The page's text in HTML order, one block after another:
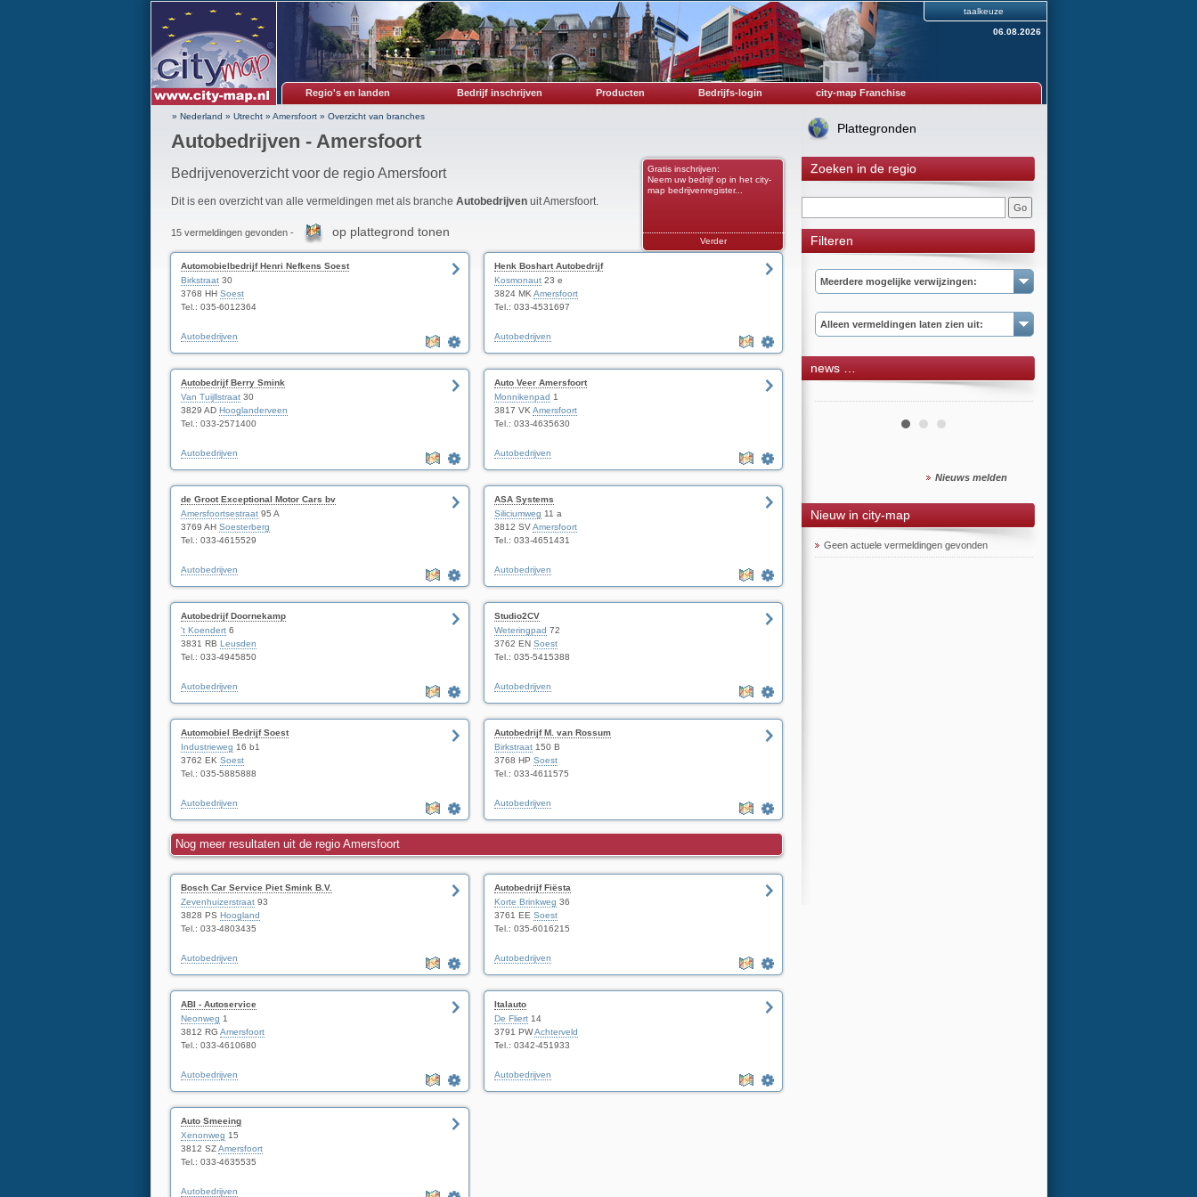
taalkeuze
06.08.2026
Regio's en landen Bedrijf inschrijven Producten Bedrijfs-login city-map Franchise
» Nederland » Utrecht» Amersfoort» Overzicht van branches
Autobedrijven - Amersfoort
Bedrijvenoverzicht voor de regio Amersfoort
Gratis inschrijven:
Neem uw bedrijf op in het city-
map bedrijvenregister...
Verder
Dit is een overzicht van alle vermeldingen met als branche Autobedrijvenuit Amersfoort.
15 vermeldingen gevonden - op plattegrond tonen
Automobielbedrijf Henri Nefkens Soest
Birkstraat30
3768 HH Soest
Tel.: 035-6012364
Autobedrijven
Henk Boshart Autobedrijf
Kosmonaut23 e
3824 MK Amersfoort
Tel.: 033-4531697
Autobedrijven
Autobedrijf Berry Smink
Van Tuijllstraat30
3829 AD Hooglanderveen
Tel.: 033-2571400
Autobedrijven
Auto Veer Amersfoort
Monnikenpad 1
3817 VK Amersfoort
Tel.: 033-4635630
Autobedrijven
de Groot Exceptional Motor Cars bv
Amersfoortsestraat95 A
3769 AH Soesterberg
Tel.: 033-4615529
Autobedrijven
ASA Systems
Siliciumweg 11 a
3812 SVAmersfoort
Tel.: 033-4651431
Autobedrijven
Autobedrijf Doornekamp
't Koendert6
3831 RB Leusden
Tel.: 033-4945850
Autobedrijven
Studio2CV
Weteringpad 72
3762 EN Soest
Tel.: 035-5415388
Autobedrijven
Automobiel Bedrijf Soest
Industrieweg 16 b1
3762 EK Soest
Tel.: 035-5885888
Autobedrijven
Autobedrijf M. van Rossum
Birkstraat150 B
3768 HP Soest
Tel.: 033-4611575
Autobedrijven
Nog meer resultaten uit de regio Amersfoort
Bosch Car Service Piet Smink B.V.
Zevenhuizerstraat93
3828 PS Hoogland
Tel.: 033-4803435
Autobedrijven
Autobedrijf Fiësta
Korte Brinkweg 36
3761 EE Soest
Tel.: 035-6016215
Autobedrijven
ABI - Autoservice
Neonweg 1
3812 RG Amersfoort
Tel.: 033-4610680
Autobedrijven
Italauto
De Fliert14
3791 PWAchterveld
Tel.: 0342-451933
Autobedrijven
Auto Smeeing
Xenonweg 15
3812 SZAmersfoort
Tel.: 033-4635535
Autobedrijven
Plattegronden
Zoeken in de regio
Filteren
Meerdere mogelijke verwijzingen:
Alleen vermeldingen laten zien uit:
news …
Nieuws melden
Nieuw in city-map
Geen actuele vermeldingen gevonden